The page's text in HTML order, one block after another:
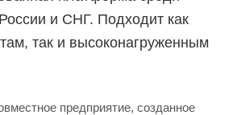
и СНГ. Подходит как
так и высоконагруженным
предприятие, созданное